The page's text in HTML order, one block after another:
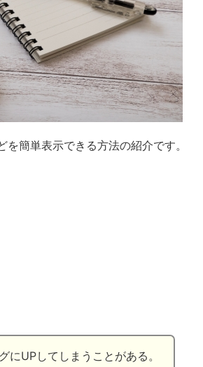
簡単表示できる方法の紹介です。
UPしてしまうことがある。